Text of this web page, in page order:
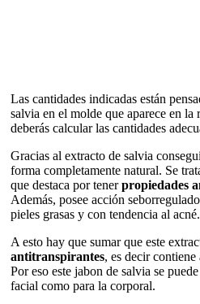
Las cantidades indicadas están
salvia en el molde que aparece en la
deberás calcular las cantidades
Gracias al extracto de salvia
forma completamente natural. Se
que destaca por tenerpropiedades
Además, posee acción
pieles grasas y con tendencia al acné.
A esto hay que sumar que este
antitranspirantes, es decir
Por eso este jabon de salvia se
facial como para la corporal.